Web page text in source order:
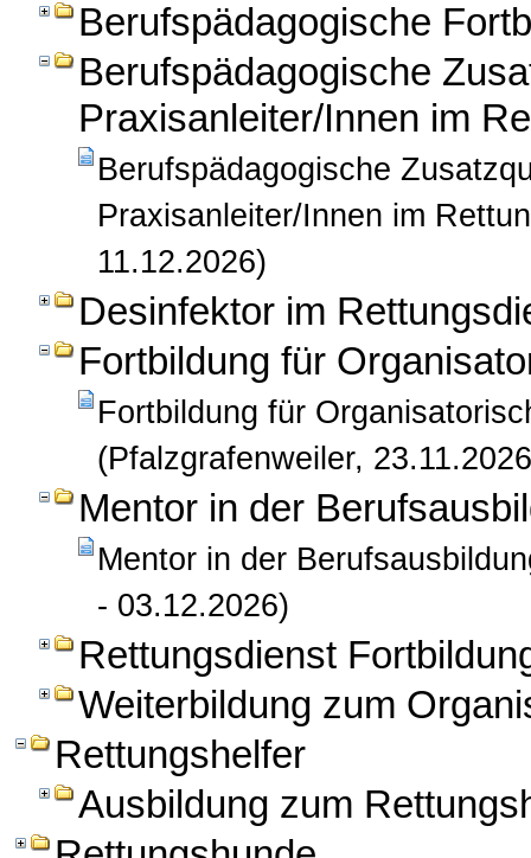
Berufspädagogische
Berufspädagogische
Praxisanleiter/Innen im
Berufspädagogische
Praxisanleiter/Innen im
11.12.2026)
Desinfektor im
Fortbildung für
Fortbildung für
(Pfalzgrafenweiler,
Mentor in der
Mentor in der
- 03.12.2026)
Rettungsdienst
Weiterbildung zum
Rettungshelfer
Ausbildung zum